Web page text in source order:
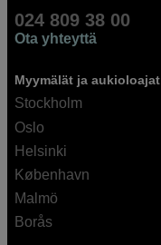
024 809 38 00
Ota yhteyttä
Myymälät ja aukioloajat
Stockholm
Oslo
Helsinki
København
Malmö
Borås